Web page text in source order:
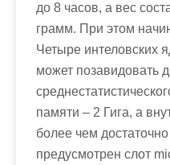
до 8 часов, а вес
грамм. При этом
Четыре интеловских
может позавидовать
памяти – 2 Гига, а
более чем
предусмотрен слот